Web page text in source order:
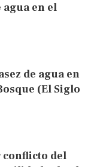
en el
de agua en
(El Siglo
conflicto del